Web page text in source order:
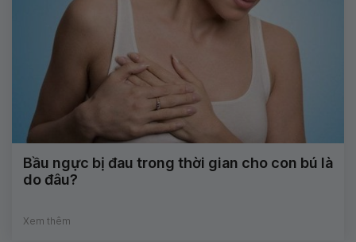
Bầu ngực bị đau trong thời gian cho con bú là
do đâu?
Xem thêm